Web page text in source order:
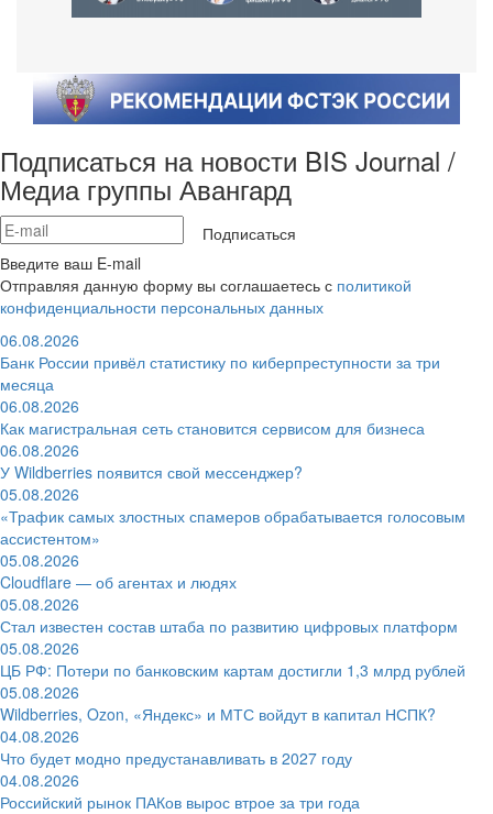
Подписаться на новости BIS Journal /
Медиа группы Авангард
Подписаться
Введите ваш E-mail
Отправляя данную форму вы соглашаетесь с политикой
конфиденциальности персональных данных
06.08.2026
Банк России привёл статистику по киберпреступности за три
месяца
06.08.2026
Как магистральная сеть становится сервисом для бизнеса
06.08.2026
У Wildberries появится свой мессенджер?
05.08.2026
«Трафик самых злостных спамеров обрабатывается голосовым
ассистентом»
05.08.2026
Cloudflare — об агентах и людях
05.08.2026
Стал известен состав штаба по развитию цифровых платформ
05.08.2026
ЦБ РФ: Потери по банковским картам достигли 1,3 млрд рублей
05.08.2026
Wildberries, Ozon, «Яндекс» и МТС войдут в капитал НСПК?
04.08.2026
Что будет модно предустанавливать в 2027 году
04.08.2026
Российский рынок ПАКов вырос втрое за три года